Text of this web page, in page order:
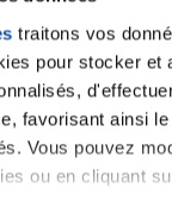
traitons vos
pour stocker et
favorisant ainsi
Vous pouvez
ou en cliquant